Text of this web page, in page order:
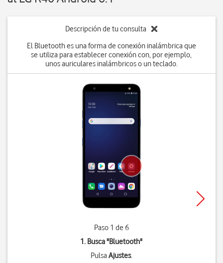
Descripción de tu consulta
El Bluetooth es una forma de conexión inalámbrica que
se utiliza para establecer conexión con, por ejemplo,
unos auriculares inalámbricos o un teclado.
Paso 1 de 6
1. Busca "Bluetooth"
PulsaAjustes.